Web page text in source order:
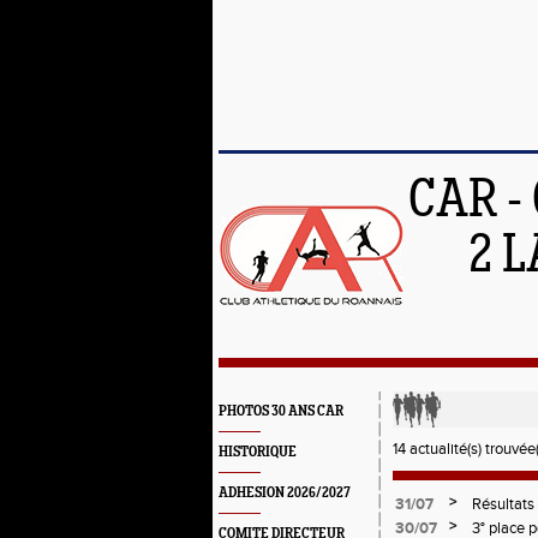
CAR
2
PHOTOS 30 ANS CAR
HISTORIQUE
ADHESION 2026/2027
COMITE DIRECTEUR
14 actualité(s)
31/07 >
30/07
>
3° place